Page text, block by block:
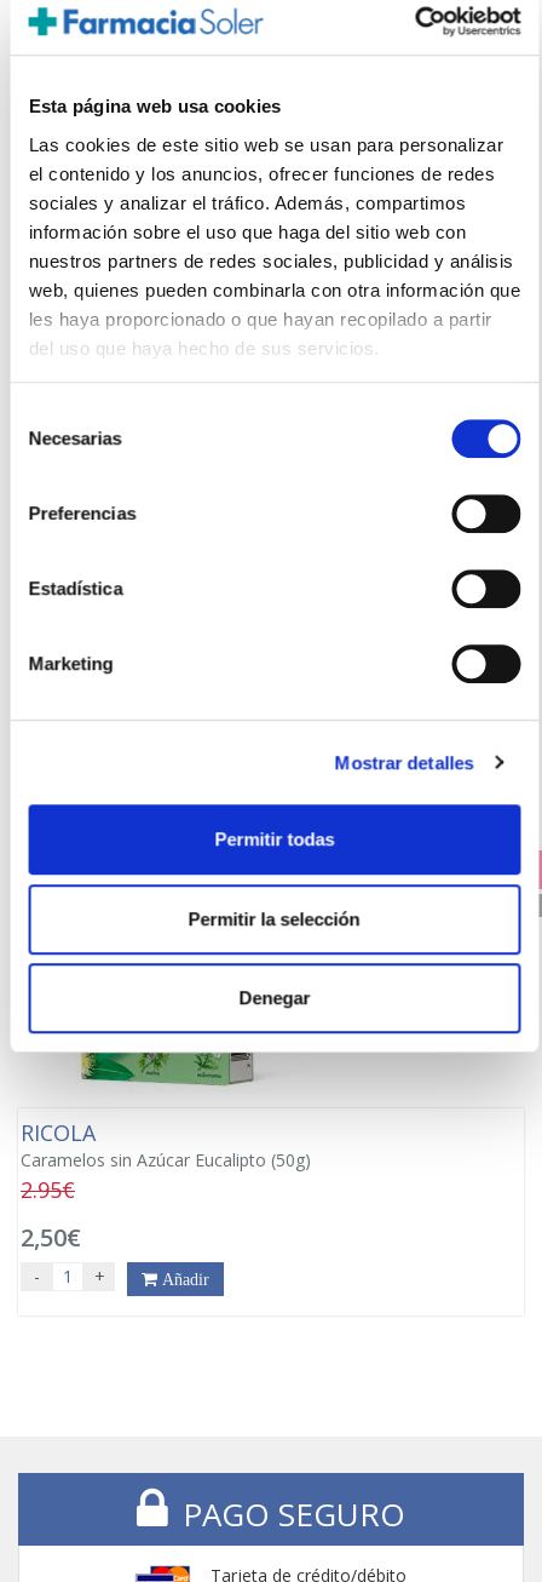
Esta página web usa cookies
Las cookies de este sitio web se usan para personalizar
el contenido y los anuncios, ofrecer funciones de redes
sociales y analizar el tráfico. Además, compartimos
información sobre el uso que haga del sitio web con
nuestros partners de redes sociales, publicidad y análisis
web, quienes pueden combinarla con otra información que
les haya proporcionado o que hayan recopilado a partir
del uso que haya hecho de sus servicios.
Necesarias
Preferencias
Estadística
Marketing
Mostrar detalles
Permitir todas
Permitir la selección
Denegar
SOLARAY
31.75€
25,40€
- + Añadir
BAYER
- +
3X2 RICOLA ELIGE 3 PRODUCTOS Y ¡PAGA SÓLO 2!
RICOLA
Caramelos sin Azúcar Eucalipto (50g)
2.95€
2,50€
- + Añadir
PAGO SEGURO
Tarjeta de crédito/débito